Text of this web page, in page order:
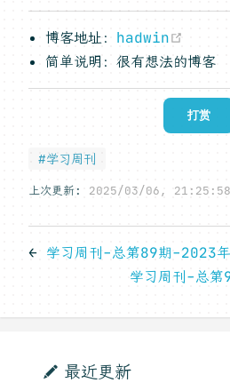
博客地址： hadwin
简单说明：很有想法的博客
打赏
#学习周刊
上次更新: 2025/03/06, 21:25:58
← 学习周刊-总第89期-2023
学习周刊-总
最近更新